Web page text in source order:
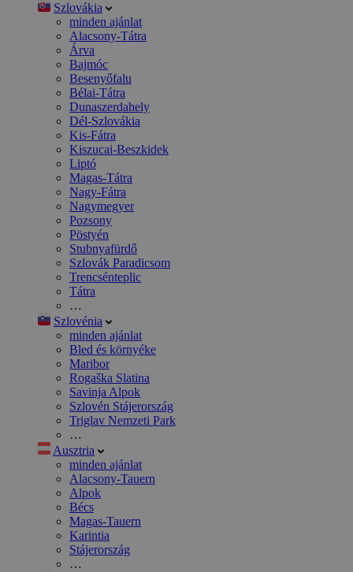
Szlovákia
minden ajánlat
Alacsony-Tátra
Árva
Bajmóc
Besenyőfalu
Bélai-Tátra
Dunaszerdahely
Dél-Szlovákia
Kis-Fátra
Kiszucai-Beszkidek
Liptó
Magas-Tátra
Nagy-Fátra
Nagymegyer
Pozsony
Pöstyén
Stubnyafürdő
Szlovák Paradicsom
Trencsénteplic
Tátra
…
Szlovénia
minden ajánlat
Bled és környéke
Maribor
Rogaška Slatina
Savinja Alpok
Szlovén Stájerország
Triglav Nemzeti Park
…
Ausztria
minden ajánlat
Alacsony-Tauern
Alpok
Bécs
Magas-Tauern
Karintia
Stájerország
…